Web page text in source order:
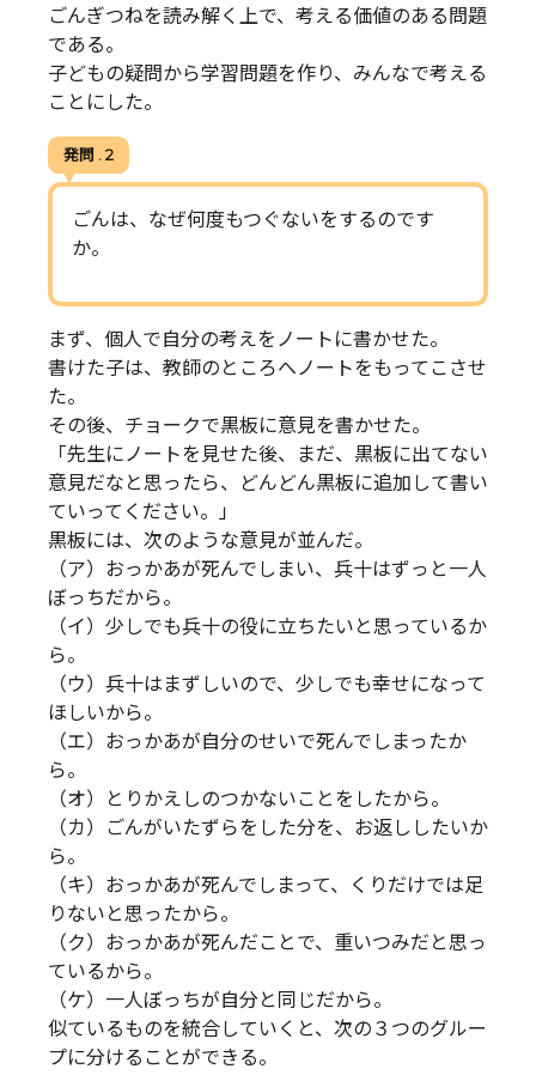
ごんぎつねを読み解く上で、考える価値のある問題
である。
子どもの疑問から学習問題を作り、みんなで考える
ことにした。
発問 . 2
ごんは、なぜ何度もつぐないをするのです
か。
まず、個人で自分の考えをノートに書かせた。
書けた子は、教師のところへノートをもってこさせ
た。
その後、チョークで黒板に意見を書かせた。
「先生にノートを見せた後、まだ、黒板に出てない
意見だなと思ったら、どんどん黒板に追加して書い
ていってください。」
黒板には、次のような意見が並んだ。
（ア）おっかあが死んでしまい、兵十はずっと一人
ぼっちだから。
（イ）少しでも兵十の役に立ちたいと思っているか
ら。
（ウ）兵十はまずしいので、少しでも幸せになって
ほしいから。
（エ）おっかあが自分のせいで死んでしまったか
ら。
（オ）とりかえしのつかないことをしたから。
（カ）ごんがいたずらをした分を、お返ししたいか
ら。
（キ）おっかあが死んでしまって、くりだけでは足
りないと思ったから。
（ク）おっかあが死んだことで、重いつみだと思っ
ているから。
（ケ）一人ぼっちが自分と同じだから。
似ているものを統合していくと、次の３つのグルー
プに分けることができる。